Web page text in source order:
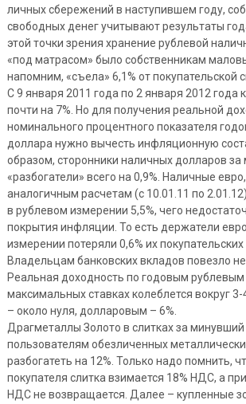
личных сбережений в наступившем году,
свободных денег учитывают результаты
этой точки зрения хранение рублевой
«под матрасом» было собственникам
напомним, «съела» 6,1% от покупательской
С 9 января 2011 года по 2 января 2012 года
почти на 7%. Но для получения реальной
номинального процентного показателя
доллара нужно вычесть инфляционную
образом, сторонники наличных долларов
«разбогатели» всего на 0,9%. Наличные
аналогичным расчетам (с 10.01.11 по
в рублевом измерении 5,5%, чего
покрытия инфляции. То есть держатели
измерении потеряли 0,6% их
Владельцам банковских вкладов повезло
Реальная доходность по годовым
максимальных ставках колеблется вокруг
– около нуля, долларовым – 6%.
Драгметаллы Золото в слитках за минувший
пользователям обезличенных
разбогатеть на 12%. Только надо помнить,
покупателя слитка взимается 18% НДС, а
НДС не возвращается. Далее – купленные